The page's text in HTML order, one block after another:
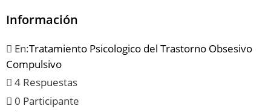
Información
En:Tratamiento Psicologico del Trastorno Obsesivo
Compulsivo
4 Respuestas
0 Participante